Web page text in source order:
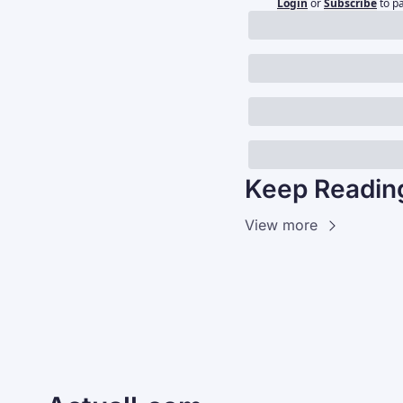
Login orSubscribeto
Keep
View more